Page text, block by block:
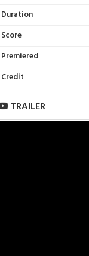
Duration
Score
Premiered
Credit
TRAILER